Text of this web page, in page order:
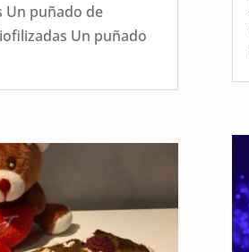
Un puñado de
Un puñado